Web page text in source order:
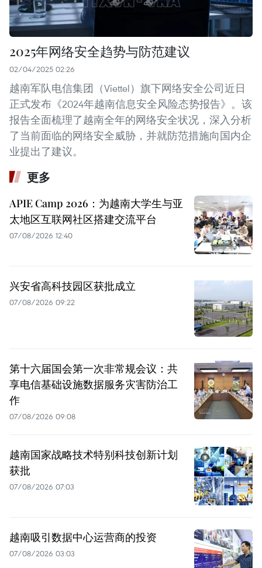
2025年网络安全趋势与防范建议
02/04/2025 02:26
越南军队电信集团（Viettel）旗下网络安全公司近日
正式发布《2024年越南信息安全风险态势报告》。该
报告全面梳理了越南全年的网络安全状况，深入分析
了当前面临的网络安全威胁，并就防范措施向国内企
业提出了建议。
更多
APIE Camp 2026：为越南大学生与亚
太地区互联网社区搭建交流平台
07/08/2026 12:40
兴安省高科技园区获批成立
07/08/2026 09:22
第十六届国会第一次非常规会议：共
享电信基础设施数据服务灾害防治工
作
07/08/2026 09:08
越南国家战略技术特别科技创新计划
获批
07/08/2026 07:03
越南吸引数据中心运营商的投资
07/08/2026 03:03